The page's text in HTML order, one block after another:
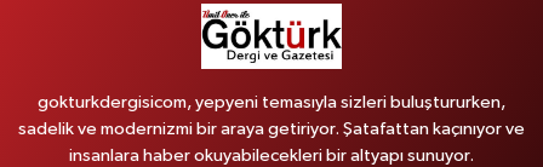
gokturkdergisicom, yepyeni temasıyla sizleri buluştururken,
sadelik ve modernizmi bir araya getiriyor. Şatafattan kaçınıyor ve
insanlara haber okuyabilecekleri bir altyapı sunuyor.